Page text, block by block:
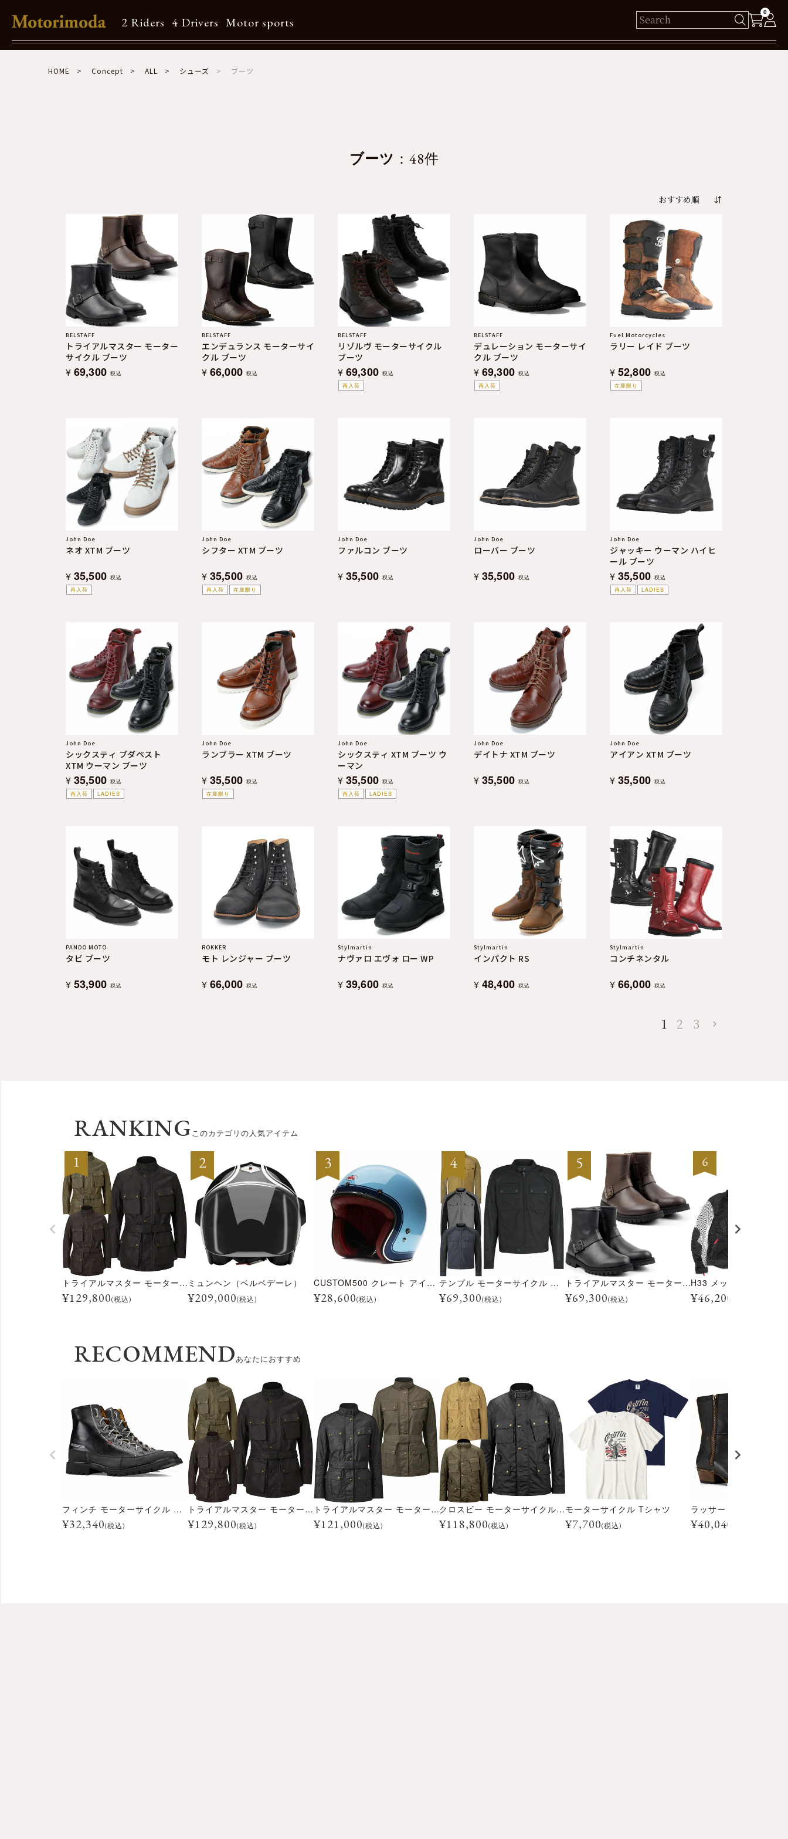
2 Riders 4 Drivers Motor sports
0
Shop Info
よくある質問
お問合せ
HOME Concept ALL シューズ ブーツ
ブーツ ：48件
BELSTAFF
トライアルマスター モーター
サイクル ブーツ
¥ 69,300 税込
BELSTAFF
エンデュランス モーターサイ
クル ブーツ
¥ 66,000 税込
再入荷
BELSTAFF
リゾルヴ モーターサイクル
ブーツ
¥ 69,300 税込
再入荷
BELSTAFF
デュレーション モーターサイ
クル ブーツ
¥ 69,300 税込
在庫限り
Fuel Motorcycles
ラリー レイド ブーツ
¥ 52,800 税込
再入荷
John Doe
ネオ XTM ブーツ
¥ 35,500 税込
再入荷
在庫限り
John Doe
シフター XTM ブーツ
¥ 35,500 税込
John Doe
ファルコン ブーツ
¥ 35,500 税込
John Doe
ローバー ブーツ
¥ 35,500 税込
再入荷
LADIES
John Doe
ジャッキー ウーマン ハイヒ
ール ブーツ
¥ 35,500 税込
再入荷 LADIES
John Doe
シックスティ ブダペスト
XTM ウーマン ブーツ
¥ 35,500 税込
在庫限り
John Doe
ランブラー XTM ブーツ
¥ 35,500 税込
再入荷
LADIES
John Doe
シックスティ XTM ブーツ ウ
ーマン
¥ 35,500 税込
John Doe
デイトナ XTM ブーツ
¥ 35,500 税込
John Doe
アイアン XTM ブーツ
¥ 35,500 税込
PANDO MOTO
タビ ブーツ
¥ 53,900 税込
ROKKER
モト レンジャー ブーツ
¥ 66,000 税込
Stylmartin
ナヴァロ エヴォ ロー WP
¥ 39,600 税込
Stylmartin
インパクト RS
¥ 48,400 税込
Stylmartin
コンチネンタル
¥ 66,000 税込
1 2 3
RANKINGこのカテゴリの人気アイテム
トライアルマスター モーターサイクル ジャケット
¥129,800(税込)
ミュンヘン（ベルベデーレ）
¥209,000(税込)
CUSTOM500 クレート アイスブルー
¥28,600(税込)
テンプル モーターサイクル ジャケット
¥69,300(税込)
トライアルマスター モーターサイクル ブーツ
¥69,300(税込)
H33 メッシュジャケッ
¥46,200
RECOMMENDあなたにおすすめ
フィンチ モーターサイクル ブーツ
¥32,340(税込)
トライアルマスター モーターサイクル ジャケット
¥129,800(税込)
トライアルマスター モーターサイクル ジャケット ウーマン
¥121,000(税込)
クロスビー モーターサイクル ジャケット
¥118,800(税込)
モーターサイクル Tシャツ
¥7,700(税込)
ラッサー カウボーイ ブ
¥40,040